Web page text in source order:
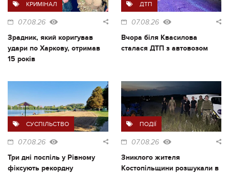
КРИМІНАЛ
07.08.26
Зрадник, який коригував
удари по Харкову, отримав
15 років
ДТП
07.08.26
Вчора біля Квасилова
сталася ДТП з автовозом
СУСПІЛЬСТВО
07.08.26
Три дні поспіль у Рівному
фіксують рекордну
ПОДІЇ
07.08.26
Зниклого жителя
Костопільщини розшукали в